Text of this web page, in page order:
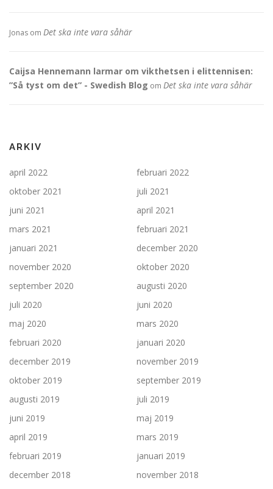
Jonas om Det ska inte vara såhär
Caijsa Hennemann larmar om vikthetsen i elittennisen:
”Så tyst om det” - Swedish Blog om Det ska inte vara såhär
ARKIV
april 2022
februari 2022
oktober 2021
juli 2021
juni 2021
april 2021
mars 2021
februari 2021
januari 2021
december 2020
november 2020
oktober 2020
september 2020
augusti 2020
juli 2020
juni 2020
maj 2020
mars 2020
februari 2020
januari 2020
december 2019
november 2019
oktober 2019
september 2019
augusti 2019
juli 2019
juni 2019
maj 2019
april 2019
mars 2019
februari 2019
januari 2019
december 2018
november 2018